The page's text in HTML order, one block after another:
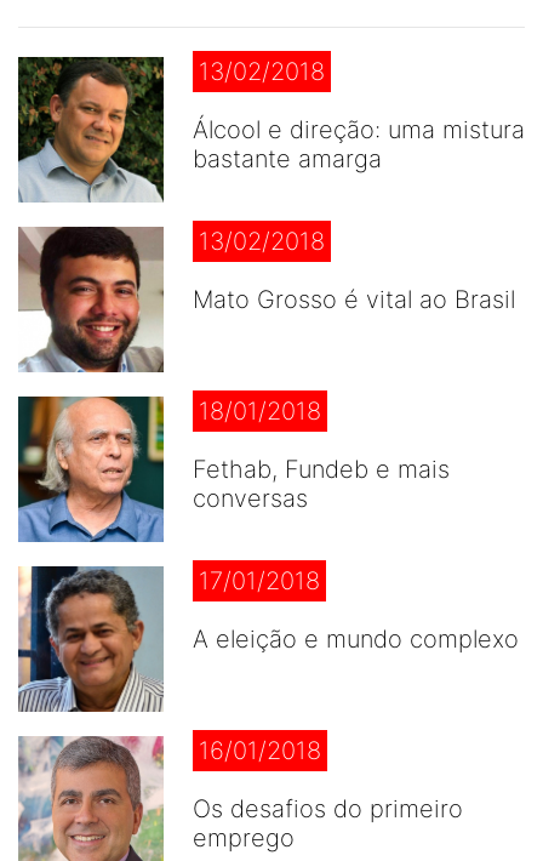
13/02/2018
Álcool e direção: uma mistura
bastante amarga
13/02/2018
Mato Grosso é vital ao Brasil
18/01/2018
Fethab, Fundeb e mais
conversas
17/01/2018
A eleição e mundo complexo
16/01/2018
Os desafios do primeiro
emprego